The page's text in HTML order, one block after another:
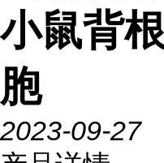
小鼠背
胞
2023-09-27